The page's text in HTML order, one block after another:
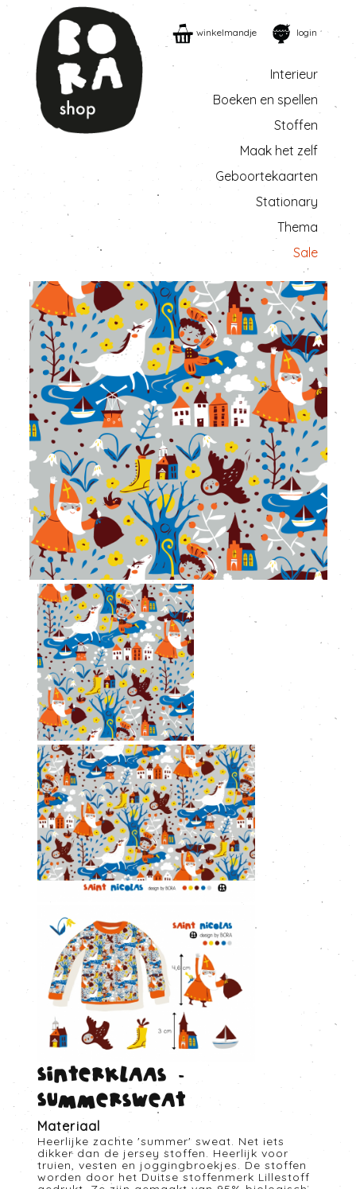
winkelmandje login
Interieur
Boeken en spellen
Stoffen
Maak het zelf
Geboortekaarten
Stationary
Thema
Sale
Sinterklaas -
Summersweat
Materiaal
Heerlijke zachte 'summer' sweat. Net iets
dikker dan de jersey stoffen. Heerlijk voor
truien, vesten en joggingbroekjes. De stoffen
worden door het Duitse stoffenmerk Lillestoff